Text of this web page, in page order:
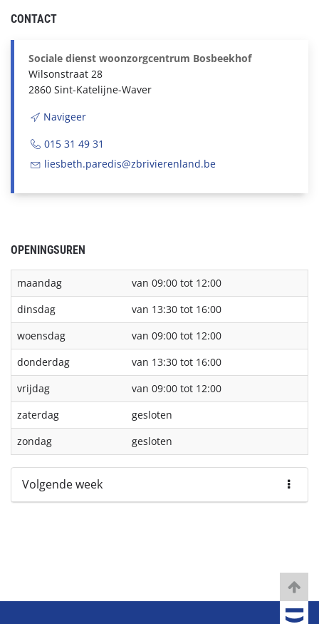
CONTACT
Sociale dienst woonzorgcentrum Bosbeekhof
Wilsonstraat 28
2860 Sint-Katelijne-Waver
Navigeer
015 31 49 31
liesbeth.paredis@zbrivierenland.be
OPENINGSUREN
maandag
van 09:00 tot 12:00
dinsdag
van 13:30 tot 16:00
woensdag
van 09:00 tot 12:00
donderdag
van 13:30 tot 16:00
vrijdag
van 09:00 tot 12:00
zaterdag
gesloten
zondag
gesloten
Volgende week